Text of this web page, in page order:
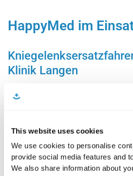
This website uses cookies
We use cookies to personalise
provide social media features and
We also share information about
HappyMed im
Klinik Langen